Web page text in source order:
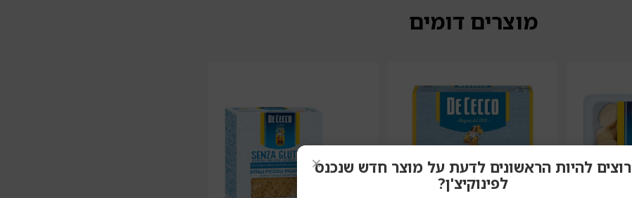
מוצרים דומים
רוצים להיות הראשונים לדעת על מוצר חדש שנכנס
לפינוקיצ'ן?
×